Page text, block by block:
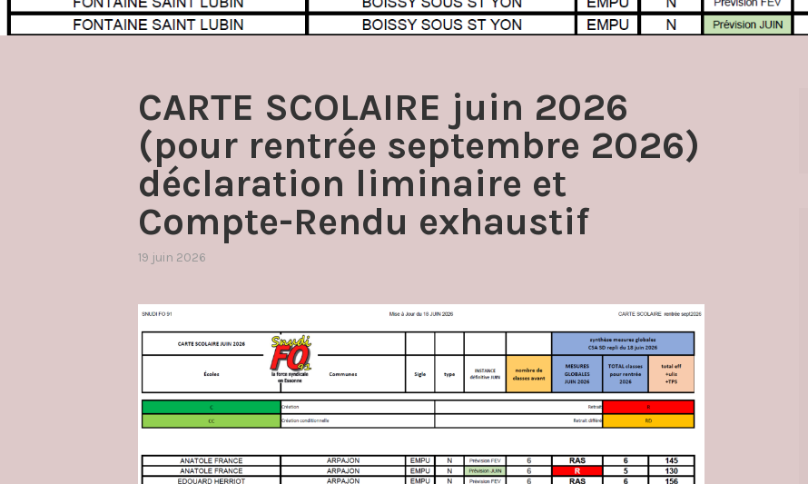
CARTE SCOLAIRE juin 2026
(pour rentrée septembre 2026)
déclaration liminaire et
Compte-Rendu exhaustif
19 juin 2026
scolaire,
directrices
directeurs